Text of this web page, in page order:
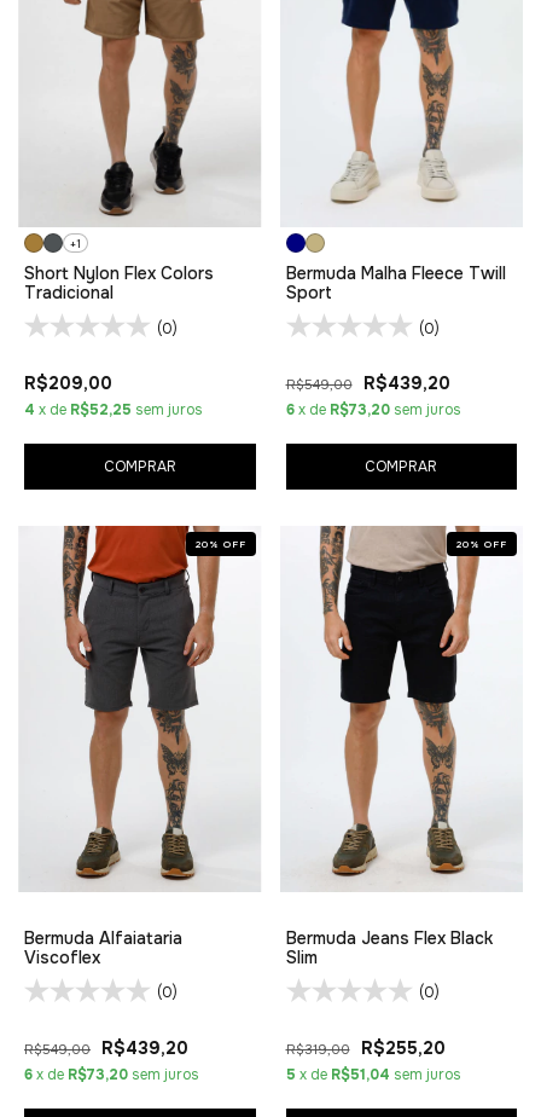
+1
Short Nylon Flex Colors
Tradicional
(0)
R$209,00
4 x de R$52,25 sem juros
COMPRAR
Bermuda Malha Fleece Twill
Sport
(0)
R$549,00 R$439,20
6 x de R$73,20 sem juros
COMPRAR
20 % OFF
Bermuda Alfaiataria
Viscoflex
(0)
R$549,00 R$439,20
6x de R$73,20 sem juros
20 % OFF
Bermuda Jeans Flex Black
Slim
(0)
R$319,00 R$255,20
5 x de R$51,04 sem juros